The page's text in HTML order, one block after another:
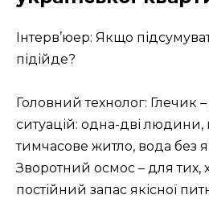
Інтерв’юер: Якщо
підійде?
Головний технолог: Глечик
ситуацій: одна-дві
тимчасове житло, вода без
Зворотний осмос – для тих,
постійний запас якісної